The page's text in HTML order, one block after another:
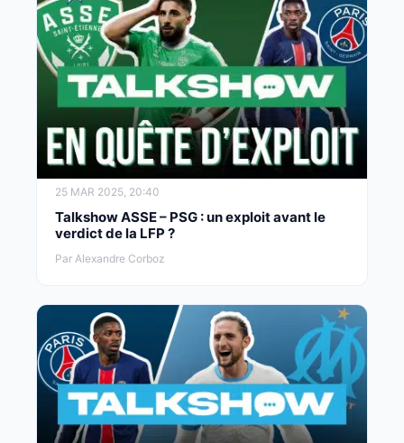
25 MAR 2025, 20:40
Talkshow ASSE – PSG : un exploit avant le
verdict de la LFP ?
Par Alexandre Corboz